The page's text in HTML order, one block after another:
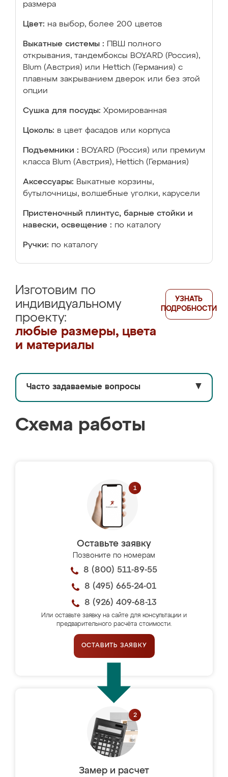
размера
Цвет: на выбор, более 200 цветов
Выкатные системы :
ПВШ полного
открывания, тандембоксы BOYARD (Россия),
Blum (Австрия) или Hettich (Германия) с
плавным закрыванием дверок или без этой
опции
Сушка для посуды: Хромированная
Цоколь: в цвет фасадов или корпуса
Подъемники : BOYARD (Россия) или премиум
класса Blum (Австрия), Hettich (Германия)
Аксессуары: Выкатные корзины,
бутылочницы, волшебные уголки, карусели
Пристеночный плинтус, барные стойки и
навески, освещение : по каталогу
Ручки: по каталогу
Изготовим по
индивидуальному
проекту:
любые размеры, цвета
и материалы
УЗНАТЬ
ПОДРОБНОСТИ
Часто задаваемые вопросы ▼
Схема работы
Оставьте заявку
Позвоните по номерам
8 (800) 511-89-55
8 (495) 665-24-01
8 (926) 409-68-13
Или оставьте заявку на сайте для консультации и
предварительного расчёта стоимости.
ОСТАВИТЬ ЗАЯВКУ
Замер и расчет